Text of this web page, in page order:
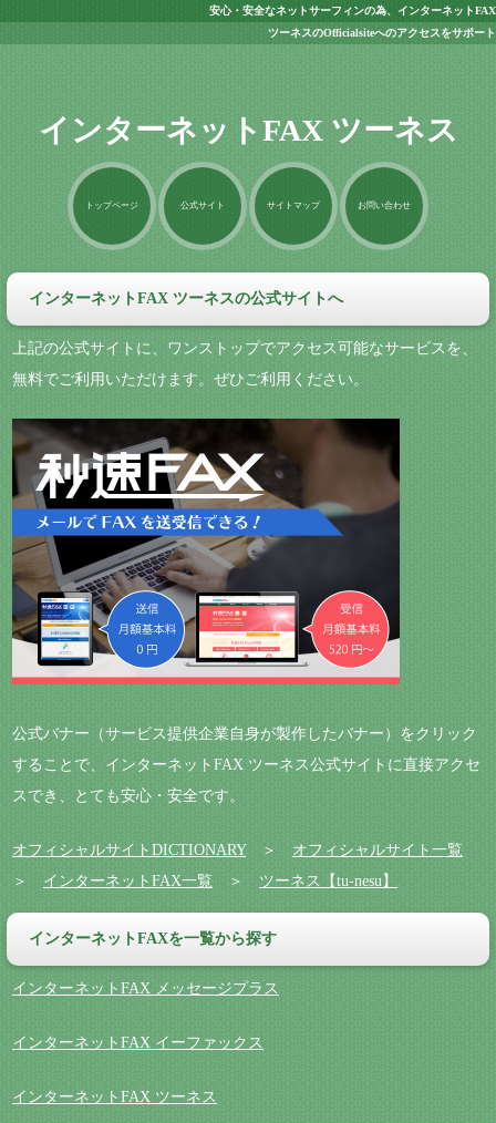
安心・安全なネットサーフィンの為、インターネットFAX
ツーネスのOfficialsiteへのアクセスをサポート
インターネットFAX ツーネス
トップページ 公式サイト サイトマップ お問い合わせ
インターネットFAX ツーネスの公式サイトへ
上記の公式サイトに、ワンストップでアクセス可能なサービスを、
無料でご利用いただけます。ぜひご利用ください。
公式バナー（サービス提供企業自身が製作したバナー）をクリック
することで、インターネットFAX ツーネス公式サイトに直接アクセ
スでき、とても安心・安全です。
オフィシャルサイトDICTIONARY＞ オフィシャルサイト一覧
＞ インターネットFAX一覧 ＞ ツーネス【tu-nesu】
インターネットFAXを一覧から探す
インターネットFAX メッセージプラス
インターネットFAX イーファックス
インターネットFAX ツーネス